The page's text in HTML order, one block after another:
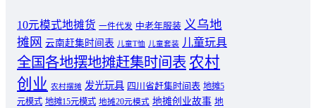
10元模式地摊货 一件代发 中老年服装 义乌地
摊网 云南赶集时间表 儿童T恤 儿童套装 儿童玩具
全国各地摆地摊赶集时间表 农村
创业 农村摆摊 发光玩具 四川省赶集时间表 地摊5
元模式 地摊15元模式 地摊20元模式 地摊创业故事 地